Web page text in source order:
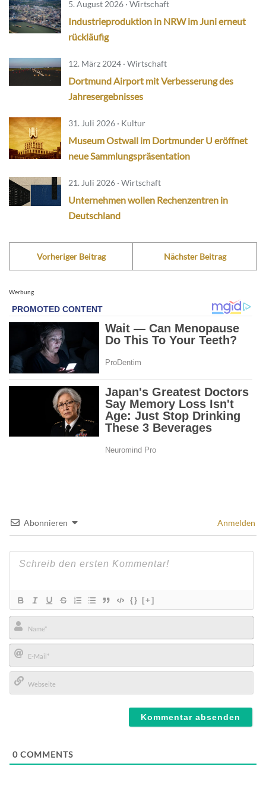
5. August 2026 · Wirtschaft
Industrieproduktion in NRW im Juni erneut
rückläufig
12. März 2024 · Wirtschaft
Dortmund Airport mit Verbesserung des
Jahresergebnisses
31. Juli 2026 · Kultur
Museum Ostwall im Dortmunder U eröffnet
neue Sammlungspräsentation
21. Juli 2026 · Wirtschaft
Unternehmen wollen Rechenzentren in
Deutschland
Vorheriger Beitrag Nächster Beitrag
Werbung
Abonnieren Anmelden
{} [+]
Name*
E-
Mail*
0 COMMENTS